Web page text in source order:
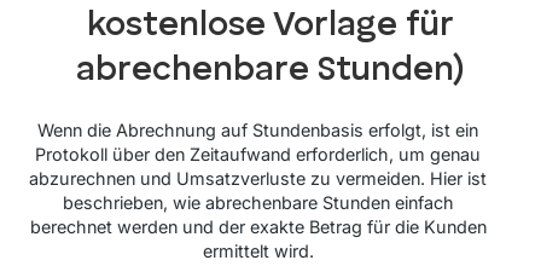
Teamkommunikation and Zusammenarbeit
kostenlose Vorlage für
abrechenbare Stunden)
Wenn die Abrechnung auf Stundenbasis erfolgt, ist ein
Protokoll über den Zeitaufwand erforderlich, um genau
abzurechnen und Umsatzverluste zu vermeiden. Hier ist
beschrieben, wie abrechenbare Stunden einfach
berechnet werden und der exakte Betrag für die Kunden
ermittelt wird.